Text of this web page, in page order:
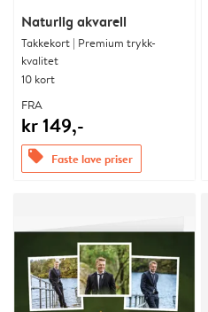
Naturlig akvarell
Takkekort | Premium trykk-
kvalitet
10 kort
FRA
kr 149,-
offers Faste lave priser